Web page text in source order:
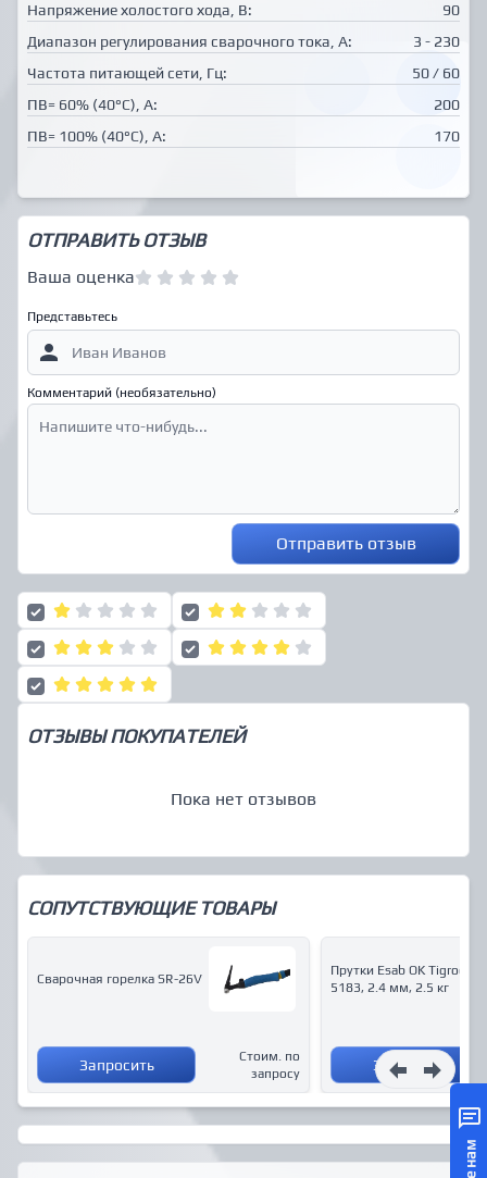
Напряжение холостого хода, В:
90
Диапазон регулирования сварочного тока, А:
3 - 230
Частота питающей сети, Гц:
50 / 60
ПВ= 60% (40°C), А:
200
ПВ= 100% (40°C), А:
170
ОТПРАВИТЬ ОТЗЫВ
Ваша оценка
Представьтесь
Комментарий (необязательно)
Отправить отзыв
ОТЗЫВЫ ПОКУПАТЕЛЕЙ
Пока нет отзывов
СОПУТСТВУЮЩИЕ ТОВАРЫ
Сварочная горелка SR-26V
Запросить
Стоим. по
запросу
Прутки Esab OK Tigrod
5183, 2.4 мм, 2.5 кг
Запросить